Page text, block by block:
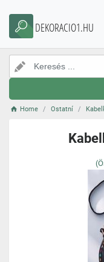
DEKORACIO1.HU
Home Ostatní